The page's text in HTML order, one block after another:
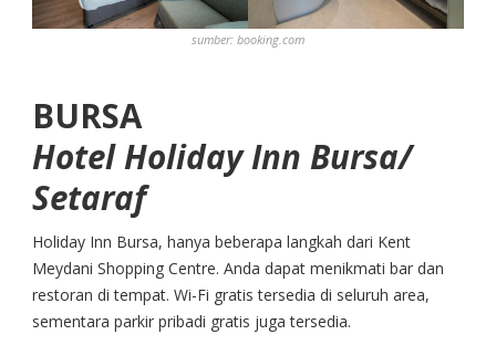
sumber: booking.com
BURSA
Hotel Holiday Inn Bursa/
Setaraf
Holiday Inn Bursa, hanya beberapa langkah dari Kent
Meydani Shopping Centre. Anda dapat menikmati bar dan
restoran di tempat. Wi-Fi gratis tersedia di seluruh area,
sementara parkir pribadi gratis juga tersedia.